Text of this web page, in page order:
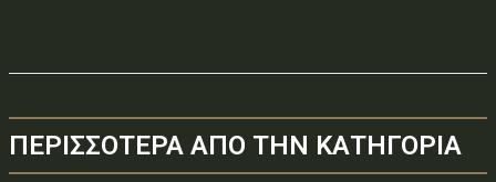
ΠΕΡΙΣΣΟΤΕΡΑ ΑΠΟ ΤΗΝ ΚΑΤΗΓΟΡΙΑ